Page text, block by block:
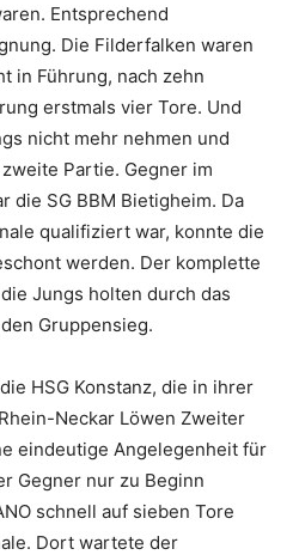
Entsprechend
Die Filderfalken waren
in Führung, nach zehn
erstmals vier Tore. Und
nicht mehr nehmen und
Partie. Gegner im
die SG BBM Bietigheim. Da
qualifiziert war, konnte die
werden. Der komplette
Jungs holten durch das
Gruppensieg.
HSG Konstanz, die in ihrer
Neckar Löwen Zweiter
eindeutige Angelegenheit für
Gegner nur zu Beginn
schnell auf sieben Tore
Dort wartete der